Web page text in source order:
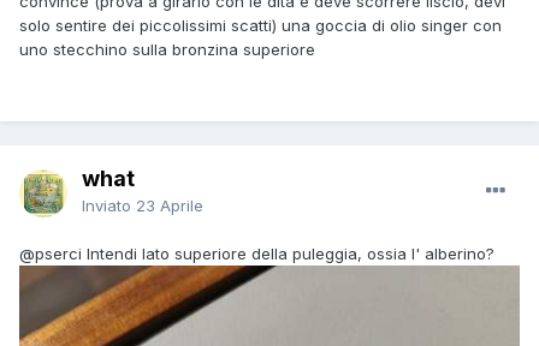
solo sentire dei piccolissimi scatti) una goccia di olio singer con
uno stecchino sulla bronzina superiore
what
Inviato 23 Aprile
@pserci Intendi lato superiore della puleggia, ossia l' alberino?